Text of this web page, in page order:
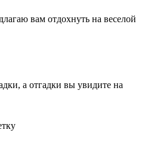
вам отдохнуть на веселой
а отгадки вы увидите на